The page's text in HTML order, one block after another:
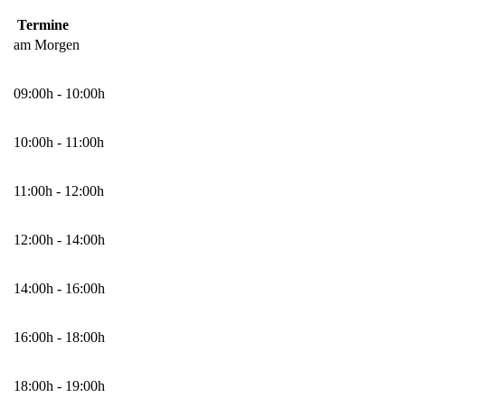
Termine
am Morgen
09:00h - 10:00h
10:00h - 11:00h
11:00h - 12:00h
12:00h - 14:00h
14:00h - 16:00h
16:00h - 18:00h
18:00h - 19:00h